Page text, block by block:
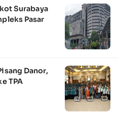
Surabaya
Pasar
Danor,
TPA